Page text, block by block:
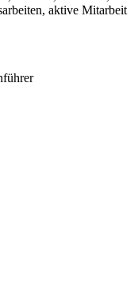
aktive Mitarbeit